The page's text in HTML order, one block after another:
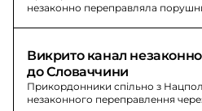
незаконно переправляла
Викрито канал
до Словаччини
Прикордонники спільно з
незаконного переправлення